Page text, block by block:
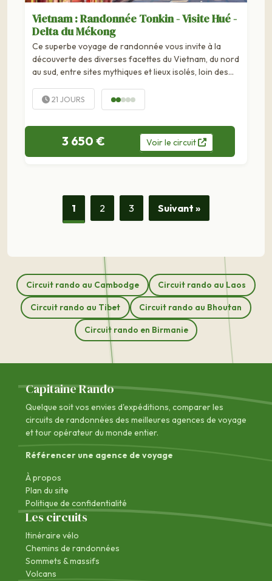
Vietnam : Randonnée Tonkin - Visite Hué -
Delta du Mékong
Ce superbe voyage de randonnée vous invite à la
découverte des diverses facettes du Vietnam, du nord
au sud, entre sites mythiques et lieux isolés, loin des
nord du...
21 JOURS
3 650 € Voirle circuit
1 2 3 Suivant »
Circuit rando au Cambodge Circuit rando au Laos
Circuit rando au Tibet Circuit rando au Bhoutan
Circuit rando en Birmanie
Capitaine Rando
Quelque soit vos envies d'expéditions, comparer les
circuits de randonnées des meilleures agences de voyage
et tour opérateur du monde entier.
Référencer une agence de voyage
À propos
Plan du site
Politique de confidentialité
Les circuits
Itinéraire vélo
Chemins de randonnées
Sommets & massifs
Volcans